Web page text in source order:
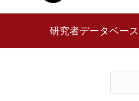
研究者データベース